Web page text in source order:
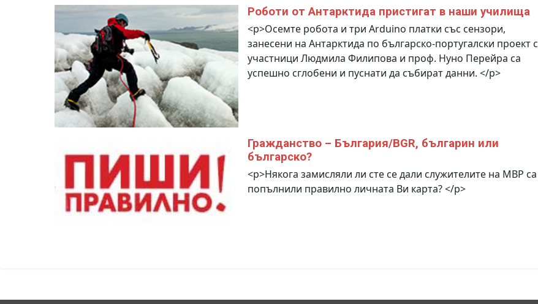
Роботи от Антарктида пристигат в наши училища
<p>Осемте робота и три Arduino платки със сензори,
занесени на Антарктида по българско-португалски проект с
участници Людмила Филипова и проф. Нуно Перейра са
успешно сглобени и пуснати да събират данни. </p>
Гражданство – България/BGR, българин или
българско?
<p>Някога замисляли ли сте се дали служителите на МВР са
попълнили правилно личната Ви карта? </p>